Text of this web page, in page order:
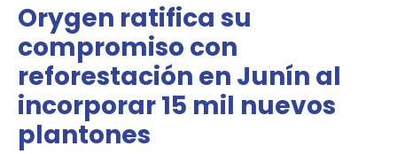
Orygen ratifica su
compromiso con
reforestación en Junín al
incorporar 15 mil nuevos
plantones